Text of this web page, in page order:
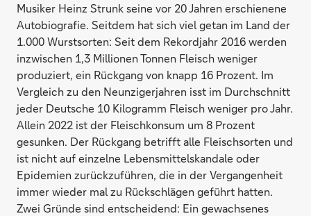
Musiker Heinz Strunk seine vor 20 Jahren erschienene
Autobiografie. Seitdem hat sich viel getan im Land der
1.000 Wurstsorten: Seit dem Rekordjahr 2016 werden
inzwischen 1,3 Millionen Tonnen Fleisch weniger
produziert, ein Rückgang von knapp 16 Prozent. Im
Vergleich zu den Neunzigerjahren isst im Durchschnitt
jeder Deutsche 10 Kilogramm Fleisch weniger pro Jahr.
Allein 2022 ist der Fleischkonsum um 8 Prozent
gesunken. Der Rückgang betrifft alle Fleischsorten und
ist nicht auf einzelne Lebensmittelskandale oder
Epidemien zurückzuführen, die in der Vergangenheit
immer wieder mal zu Rückschlägen geführt hatten.
Zwei Gründe sind entscheidend: Ein gewachsenes